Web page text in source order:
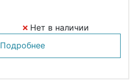
Нет в наличии
Подробнее